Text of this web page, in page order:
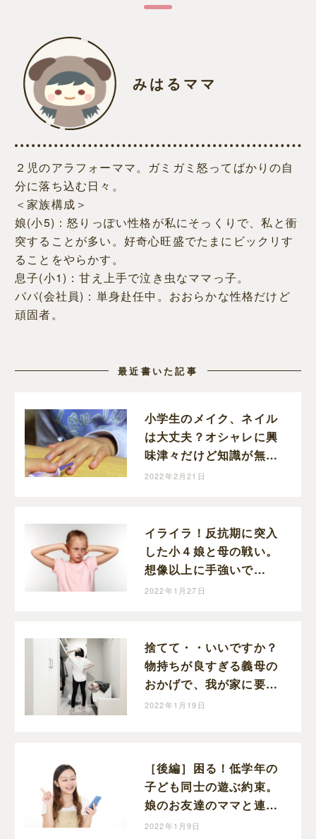
みはるママ
２児のアラフォーママ。ガミガミ怒ってばかりの自
分に落ち込む日々。
＜家族構成＞
娘(小5)：怒りっぽい性格が私にそっくりで、私と衝
突することが多い。好奇心旺盛でたまにビックリす
ることをやらかす。
息子(小1)：甘え上手で泣き虫なママっ子。
パパ(会社員)：単身赴任中。おおらかな性格だけど
頑固者。
最近書いた記事
小学生のメイク、ネイル
は大丈夫？オシャレに興
味津々だけど知識が無い
小５娘が心配。
2022年2月21日
イライラ！反抗期に突入
した小４娘と母の戦い。
想像以上に手強いで
す・・・。冷静になるの
2022年1月27日
捨てて・・いいですか？
物持ちが良すぎる義母の
おかげで、我が家に要ら
ないモノが増えてい
2022年1月19日
［後編］困る！低学年の
子ども同士の遊ぶ約束。
娘のお友達のママと連絡
先の交換ができました！
2022年1月9日